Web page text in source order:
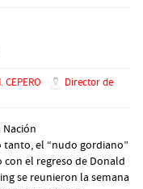
CEPERO
Director de
Nación
el “nudo gordiano”
el regreso de Donald
se reunieron la semana